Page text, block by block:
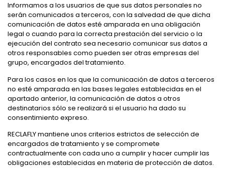
Informamos a los usuarios de que sus datos personales no
serán comunicados a terceros, con la salvedad de que dicha
comunicación de datos esté amparada en una obligación
legal o cuando para la correcta prestación del servicio o la
ejecución del contrato sea necesario comunicar sus datos a
otros responsables como pueden ser otras empresas del
grupo, encargados del tratamiento.
Para los casos en los que la comunicación de datos a terceros
no esté amparada en las bases legales establecidas en el
apartado anterior, la comunicación de datos a otros
destinatarios sólo se realizará si el usuario ha dado su
consentimiento expreso.
RECLAFLY mantiene unos criterios estrictos de selección de
encargados de tratamiento y se compromete
contractualmente con cada uno a cumplir y hacer cumplir las
obligaciones establecidas en materia de protección de datos.